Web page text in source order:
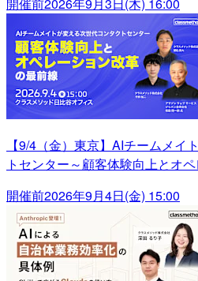
【9/4（金）東京】AIチームメイ
トセンター～顧客体験向上とオ
開催前2026年9月4日(金) 15:00